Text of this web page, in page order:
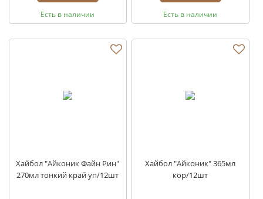
Есть в наличии Есть в наличии
Хайбол "Айконик Файн Рин"
270мл тонкий край уп/12шт
Хайбол "Айконик" 365мл
кор/12шт